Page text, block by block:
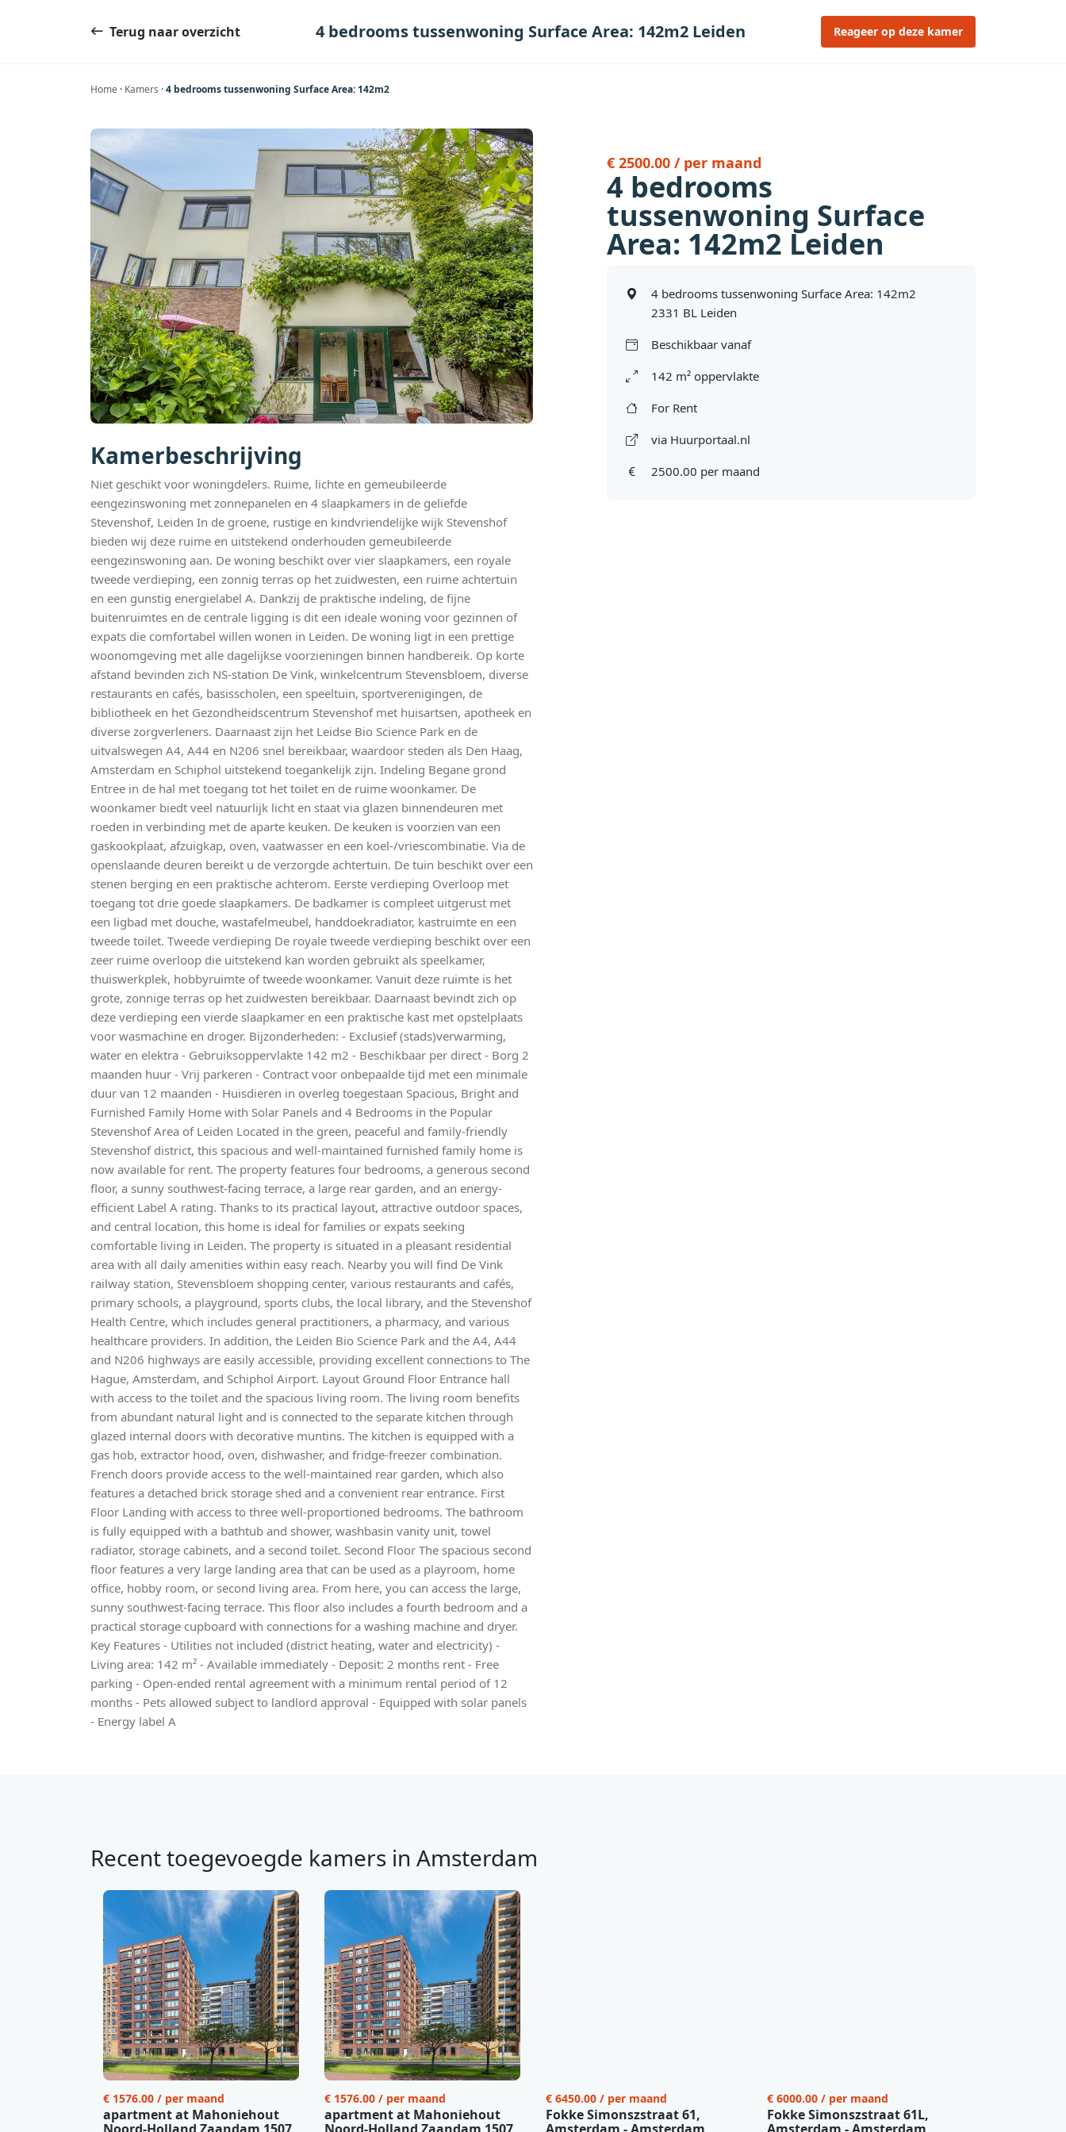
Terug naar overzicht 4 bedrooms tussenwoning Surface Area: 142m2 Leiden Reageer op deze kamer
Home · Kamers ·4 bedrooms tussenwoning Surface Area: 142m2
Kamerbeschrijving
Niet geschikt voor woningdelers. Ruime, lichte en gemeubileerde
eengezinswoning met zonnepanelen en 4 slaapkamers in de geliefde
Stevenshof, Leiden In de groene, rustige en kindvriendelijke wijk Stevenshof
bieden wij deze ruime en uitstekend onderhouden gemeubileerde
eengezinswoning aan. De woning beschikt over vier slaapkamers, een royale
tweede verdieping, een zonnig terras op het zuidwesten, een ruime achtertuin
en een gunstig energielabel A. Dankzij de praktische indeling, de fijne
buitenruimtes en de centrale ligging is dit een ideale woning voor gezinnen of
expats die comfortabel willen wonen in Leiden. De woning ligt in een prettige
woonomgeving met alle dagelijkse voorzieningen binnen handbereik. Op korte
afstand bevinden zich NS-station De Vink, winkelcentrum Stevensbloem, diverse
restaurants en cafés, basisscholen, een speeltuin, sportverenigingen, de
bibliotheek en het Gezondheidscentrum Stevenshof met huisartsen, apotheek en
diverse zorgverleners. Daarnaast zijn het Leidse Bio Science Park en de
uitvalswegen A4, A44 en N206 snel bereikbaar, waardoor steden als Den Haag,
Amsterdam en Schiphol uitstekend toegankelijk zijn. Indeling Begane grond
Entree in de hal met toegang tot het toilet en de ruime woonkamer. De
woonkamer biedt veel natuurlijk licht en staat via glazen binnendeuren met
roeden in verbinding met de aparte keuken. De keuken is voorzien van een
gaskookplaat, afzuigkap, oven, vaatwasser en een koel-/vriescombinatie. Via de
openslaande deuren bereikt u de verzorgde achtertuin. De tuin beschikt over een
stenen berging en een praktische achterom. Eerste verdieping Overloop met
toegang tot drie goede slaapkamers. De badkamer is compleet uitgerust met
een ligbad met douche, wastafelmeubel, handdoekradiator, kastruimte en een
tweede toilet. Tweede verdieping De royale tweede verdieping beschikt over een
zeer ruime overloop die uitstekend kan worden gebruikt als speelkamer,
thuiswerkplek, hobbyruimte of tweede woonkamer. Vanuit deze ruimte is het
grote, zonnige terras op het zuidwesten bereikbaar. Daarnaast bevindt zich op
deze verdieping een vierde slaapkamer en een praktische kast met opstelplaats
voor wasmachine en droger. Bijzonderheden: - Exclusief (stads)verwarming,
water en elektra - Gebruiksoppervlakte 142 m2 - Beschikbaar per direct - Borg 2
maanden huur - Vrij parkeren - Contract voor onbepaalde tijd met een minimale
duur van 12 maanden - Huisdieren in overleg toegestaan Spacious, Bright and
Furnished Family Home with Solar Panels and 4 Bedrooms in the Popular
Stevenshof Area of Leiden Located in the green, peaceful and family-friendly
Stevenshof district, this spacious and well-maintained furnished family home is
now available for rent. The property features four bedrooms, a generous second
floor, a sunny southwest-facing terrace, a large rear garden, and an energy-
efficient Label A rating. Thanks to its practical layout, attractive outdoor spaces,
and central location, this home is ideal for families or expats seeking
comfortable living in Leiden. The property is situated in a pleasant residential
area with all daily amenities within easy reach. Nearby you will find De Vink
railway station, Stevensbloem shopping center, various restaurants and cafés,
primary schools, a playground, sports clubs, the local library, and the Stevenshof
Health Centre, which includes general practitioners, a pharmacy, and various
healthcare providers. In addition, the Leiden Bio Science Park and the A4, A44
and N206 highways are easily accessible, providing excellent connections to The
Hague, Amsterdam, and Schiphol Airport. Layout Ground Floor Entrance hall
with access to the toilet and the spacious living room. The living room benefits
from abundant natural light and is connected to the separate kitchen through
glazed internal doors with decorative muntins. The kitchen is equipped with a
gas hob, extractor hood, oven, dishwasher, and fridge-freezer combination.
French doors provide access to the well-maintained rear garden, which also
features a detached brick storage shed and a convenient rear entrance. First
Floor Landing with access to three well-proportioned bedrooms. The bathroom
is fully equipped with a bathtub and shower, washbasin vanity unit, towel
radiator, storage cabinets, and a second toilet. Second Floor The spacious second
floor features a very large landing area that can be used as a playroom, home
office, hobby room, or second living area. From here, you can access the large,
sunny southwest-facing terrace. This floor also includes a fourth bedroom and a
practical storage cupboard with connections for a washing machine and dryer.
Key Features - Utilities not included (district heating, water and electricity) -
Living area: 142 m² - Available immediately - Deposit: 2 months rent - Free
parking - Open-ended rental agreement with a minimum rental period of 12
months - Pets allowed subject to landlord approval - Equipped with solar panels
- Energy label A
€ 2500.00 / per maand
4 bedrooms
tussenwoning Surface
Area: 142m2 Leiden
4 bedrooms tussenwoning Surface Area: 142m2
2331 BL Leiden
Beschikbaar vanaf
142 m² oppervlakte
For Rent
via Huurportaal.nl
2500.00 per maand
Recent toegevoegde kamers in Amsterdam
€ 1576.00 / per maand
apartment at Mahoniehout
€ 1576.00 / per maand
apartment at Mahoniehout
€ 6450.00 / per maand
Fokke Simonszstraat 61,
€ 6000.00 / per maand
Fokke Simonszstraat 61L,